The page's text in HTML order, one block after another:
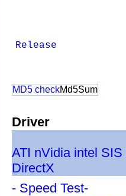
Release
MD5 checkMd5Sum
Driver
ATI nVidia intel SIS
DirectX
- Speed Test-